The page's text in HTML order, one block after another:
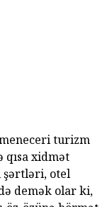
turizm
qısa xidmət
şərtləri, otel
demək olar ki,